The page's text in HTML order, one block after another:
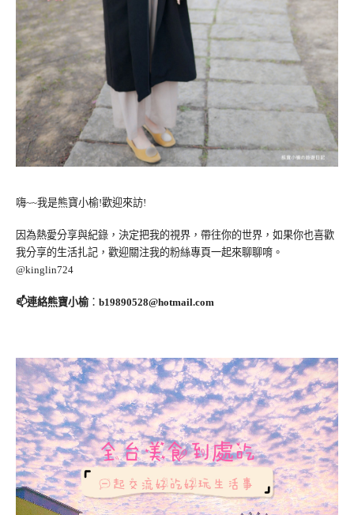
嗨~~我是熊寶小榆!歡迎來訪!
因為熱愛分享與紀錄，決定把我的視界，帶往你的世界，如果你也喜歡
我分享的生活扎記，歡迎關注我的粉絲專頁一起來聊聊唷。
@kinglin724
📫連絡熊寶小榆： b19890528@hotmail.com